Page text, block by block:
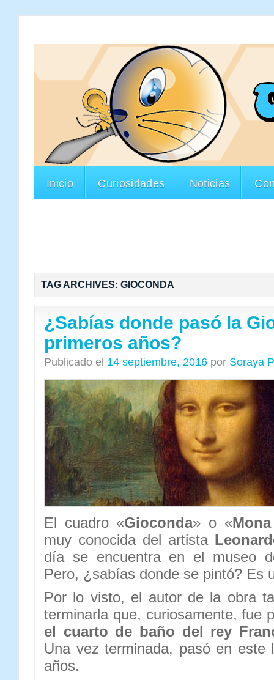
Inicio Curiosidades Noticias
TAG ARCHIVES: GIOCONDA
¿Sabías donde pasó la
primeros años?
Publicado el 14 septiembre, 2016 por Soraya
El cuadro «Gioconda» o «
muy conocida del artista
día se encuentra en el museo
Pero, ¿sabías donde se pintó? Es
Por lo visto, el autor de la obra
terminarla que, curiosamente, fue
el cuarto de baño del rey
Una vez terminada, pasó en este
años.